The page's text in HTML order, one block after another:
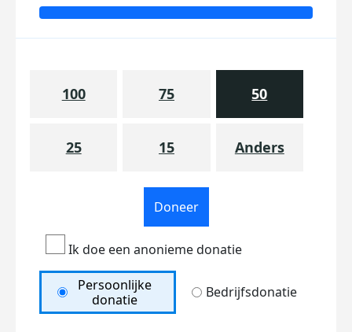
100 75 50
25 15 Anders
Doneer
Ik doe een anonieme donatie
Persoonlijke
donatie
Bedrijfsdonatie